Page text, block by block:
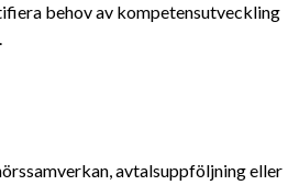
behov av kompetensutveckling
avtalsuppföljning eller